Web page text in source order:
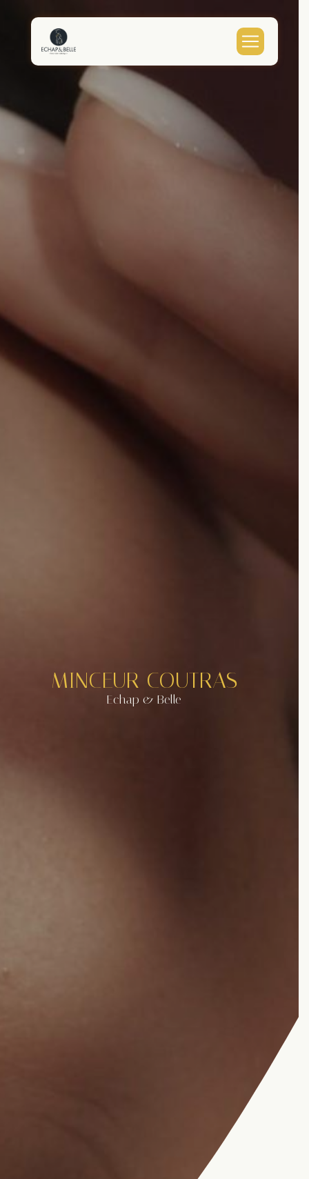
MINCEUR COUTRAS
Echap & Belle